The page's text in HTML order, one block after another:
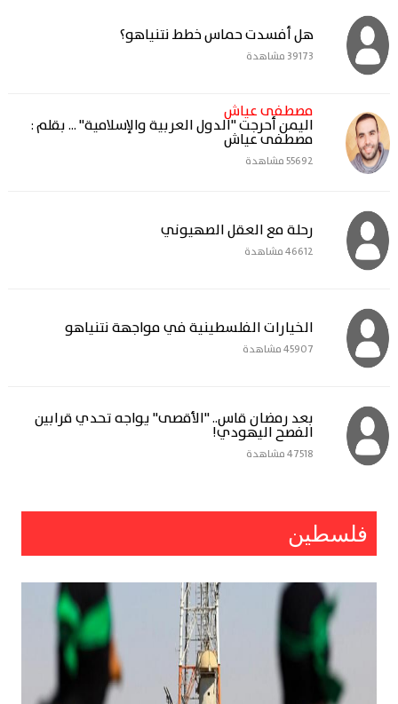
هل أفسدت حماس خطط نتنياهو؟
39173 مشاهدة
مصطفى عياش
اليمن أحرجت "الدول العربية والإسلامية" ... بقلم :
مصطفى عياش
55692 مشاهدة
رحلة مع العقل الصهيوني
46612 مشاهدة
الخيارات الفلسطينية في مواجهة نتنياهو
45907 مشاهدة
بعد رمضان قاس.. "الأقصى" يواجه تحدي قرابين
الفصح اليهودي!
47518 مشاهدة
فلسطين